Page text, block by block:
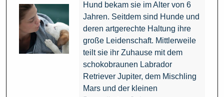
Hund bekam sie im Alter von 6
Jahren. Seitdem sind Hunde und
deren artgerechte Haltung ihre
große Leidenschaft. Mittlerweile
teilt sie ihr Zuhause mit dem
schokobraunen Labrador
Retriever Jupiter, dem Mischling
Mars und der kleinen